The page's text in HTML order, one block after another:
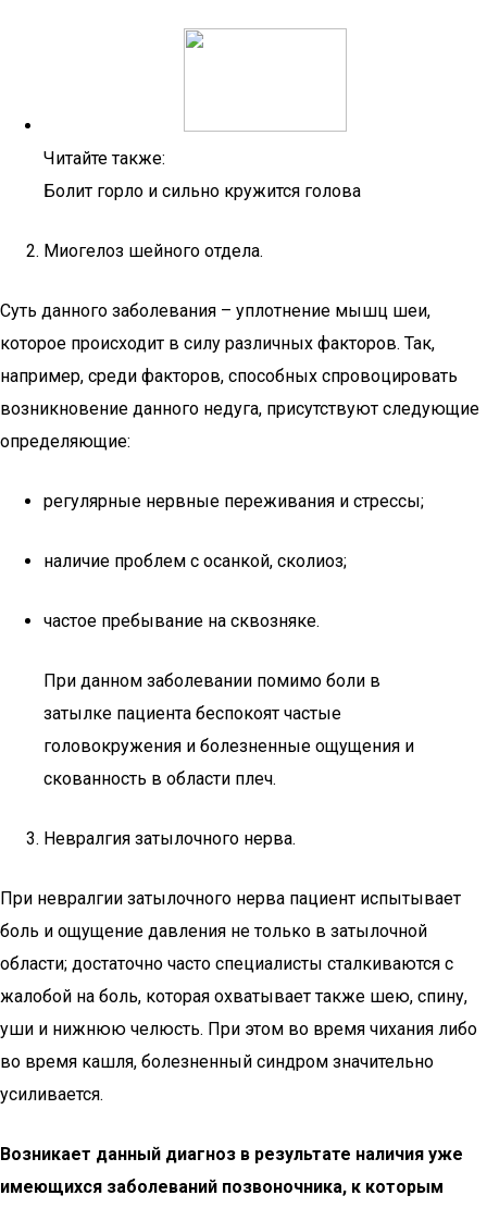
Читайте также:
Болит горло и сильно кружится голова
Миогелоз шейного отдела.
Суть данного заболевания – уплотнение мышц шеи,
которое происходит в силу различных факторов. Так,
например, среди факторов, способных спровоцировать
возникновение данного недуга, присутствуют следующие
определяющие:
регулярные нервные переживания и стрессы;
наличие проблем с осанкой, сколиоз;
частое пребывание на сквозняке.
При данном заболевании помимо боли в
затылке пациента беспокоят частые
головокружения и болезненные ощущения и
скованность в области плеч.
Невралгия затылочного нерва.
При невралгии затылочного нерва пациент испытывает
боль и ощущение давления не только в затылочной
области; достаточно часто специалисты сталкиваются с
жалобой на боль, которая охватывает также шею, спину,
уши и нижнюю челюсть. При этом во время чихания либо
во время кашля, болезненный синдром значительно
усиливается.
Возникает данный диагноз в результате наличия уже
имеющихся заболеваний позвоночника, к которым